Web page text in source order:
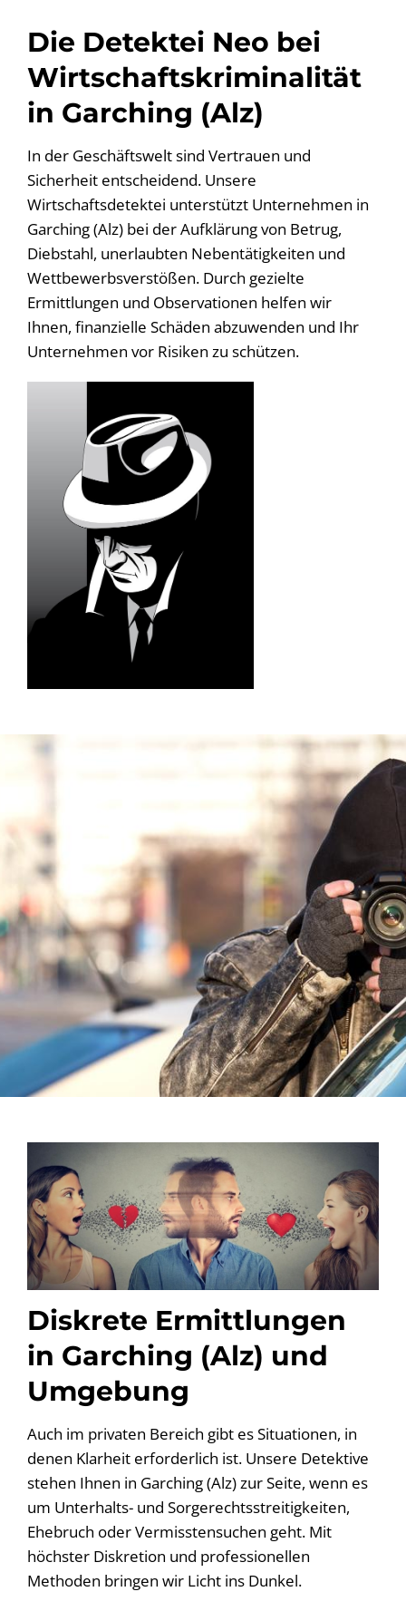
Die Detektei Neo bei
Wirtschaftskriminalität
in Garching (Alz)
In der Geschäftswelt sind Vertrauen und
Sicherheit entscheidend. Unsere
Wirtschaftsdetektei unterstützt Unternehmen in
Garching (Alz) bei der Aufklärung von Betrug,
Diebstahl, unerlaubten Nebentätigkeiten und
Wettbewerbsverstößen. Durch gezielte
Ermittlungen und Observationen helfen wir
Ihnen, finanzielle Schäden abzuwenden und Ihr
Unternehmen vor Risiken zu schützen.
Diskrete Ermittlungen
in Garching (Alz) und
Umgebung
Auch im privaten Bereich gibt es Situationen, in
denen Klarheit erforderlich ist. Unsere Detektive
stehen Ihnen in Garching (Alz) zur Seite, wenn es
um Unterhalts- und Sorgerechtsstreitigkeiten,
Ehebruch oder Vermisstensuchen geht. Mit
höchster Diskretion und professionellen
Methoden bringen wir Licht ins Dunkel.